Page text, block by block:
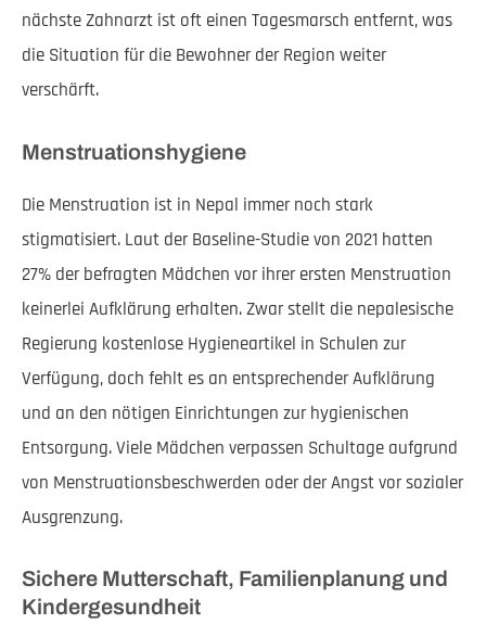
nächste Zahnarzt ist oft einen Tagesmarsch entfernt, was
die Situation für die Bewohner der Region weiter
verschärft.
Menstruationshygiene
Die Menstruation ist in Nepal immer noch stark
stigmatisiert. Laut der Baseline-Studie von 2021 hatten
27% der befragten Mädchen vor ihrer ersten Menstruation
keinerlei Aufklärung erhalten. Zwar stellt die nepalesische
Regierung kostenlose Hygieneartikel in Schulen zur
Verfügung, doch fehlt es an entsprechender Aufklärung
und an den nötigen Einrichtungen zur hygienischen
Entsorgung. Viele Mädchen verpassen Schultage aufgrund
von Menstruationsbeschwerden oder der Angst vor sozialer
Ausgrenzung.
Sichere Mutterschaft, Familienplanung und
Kindergesundheit